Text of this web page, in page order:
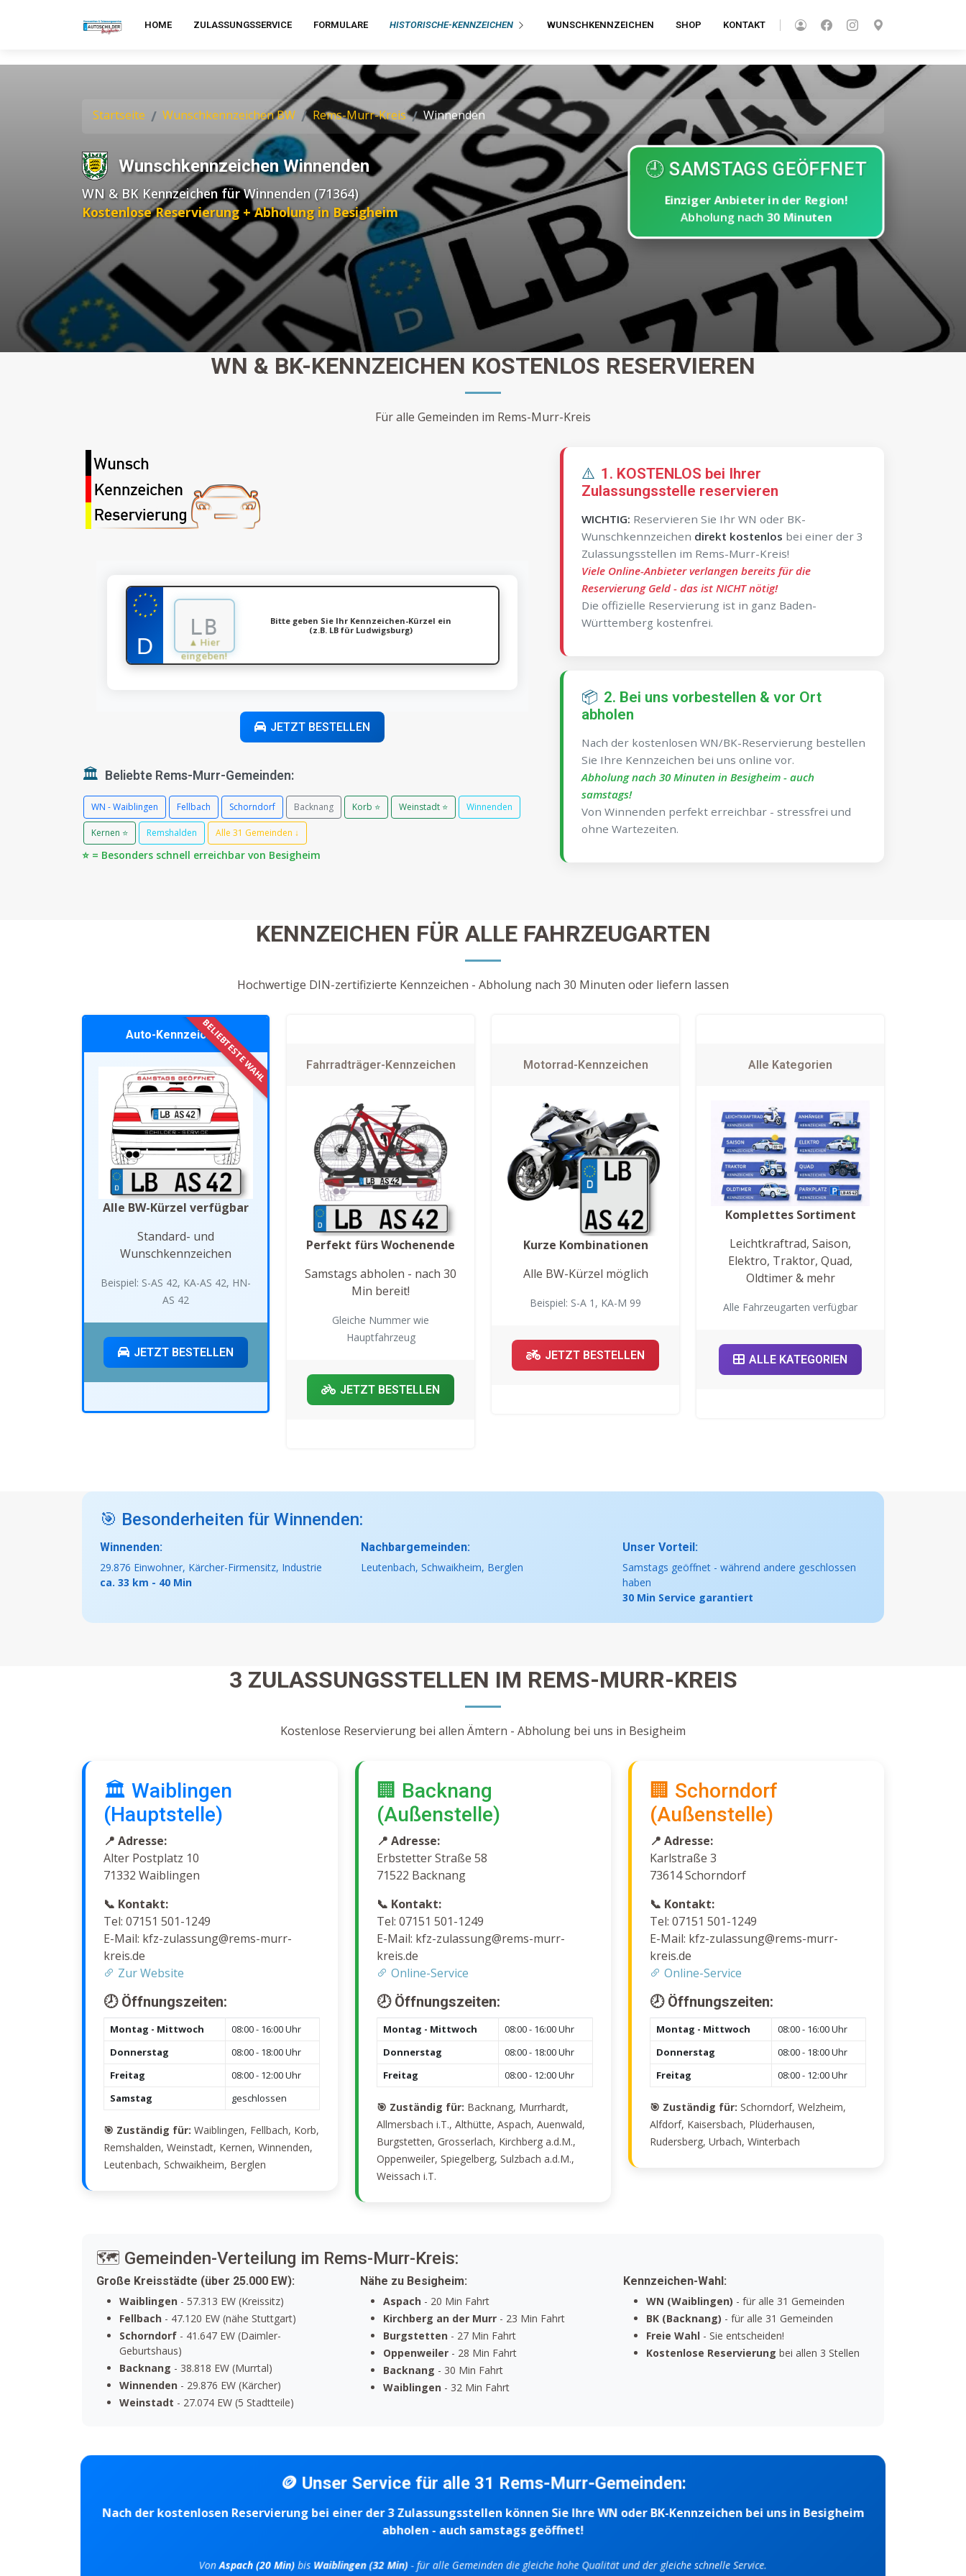
HOME ZULASSUNGSSERVICE FORMULARE HISTORISCHE-KENNZEICHEN WUNSCHKENNZEICHEN SHOP KONTAKT
Startseite Wunschkennzeichen BW Rems-Murr-Kreis Winnenden
Wunschkennzeichen Winnenden
WN & BK Kennzeichen für Winnenden (71364)
Kostenlose Reservierung + Abholung in Besigheim
🕘 SAMSTAGS GEÖFFNET
Einziger Anbieter in der Region!
Abholung nach30 Minuten
WN & BK-KENNZEICHEN KOSTENLOS RESERVIEREN
Für alle Gemeinden im Rems-Murr-Kreis
★ ★
★
★
★
★
★
★
★
★
★
★
▲ Hier
eingeben!
Bitte geben Sie Ihr Kennzeichen-Kürzel ein
(z.B. LB für Ludwigsburg)
JETZT BESTELLEN
🏛️ Beliebte Rems-Murr-Gemeinden:
WN - Waiblingen Fellbach Schorndorf Backnang Korb ⭐ Weinstadt ⭐ Winnenden
Kernen ⭐ Remshalden Alle 31 Gemeinden ↓
⭐ = Besonders schnell erreichbar von Besigheim
⚠️ 1. KOSTENLOS bei Ihrer
Zulassungsstelle reservieren
WICHTIG: Reservieren Sie Ihr WN oder BK-
Wunschkennzeichen direkt kostenlos bei einer der 3
Zulassungsstellen im Rems-Murr-Kreis!
Viele Online-Anbieter verlangen bereits für die
Reservierung Geld - das ist NICHT nötig!
Die offizielle Reservierung ist in ganz Baden-
Württemberg kostenfrei.
📦 2. Bei uns vorbestellen & vor Ort
abholen
Nach der kostenlosen WN/BK-Reservierung bestellen
Sie Ihre Kennzeichen bei uns online vor.
Abholung nach 30 Minuten in Besigheim - auch
samstags!
Von Winnenden perfekt erreichbar - stressfrei und
ohne Wartezeiten.
KENNZEICHEN FÜR ALLE FAHRZEUGARTEN
Hochwertige DIN-zertifizierte Kennzeichen - Abholung nach 30 Minuten oder liefern lassen
Auto-Kennzeichen
Alle BW-Kürzel verfügbar
Standard- und
Wunschkennzeichen
Beispiel: S-AS 42, KA-AS 42, HN-
AS 42
JETZT BESTELLEN
Fahrradträger-Kennzeichen
Perfekt fürs Wochenende
Samstags abholen - nach 30
Min bereit!
Gleiche Nummer wie
Hauptfahrzeug
JETZT BESTELLEN
Motorrad-Kennzeichen
Kurze Kombinationen
Alle BW-Kürzel möglich
Beispiel: S-A 1, KA-M 99
JETZT BESTELLEN
Alle Kategorien
Komplettes Sortiment
Leichtkraftrad, Saison,
Elektro, Traktor, Quad,
Oldtimer & mehr
Alle Fahrzeugarten verfügbar
ALLE KATEGORIEN
🎯 Besonderheiten für Winnenden:
Winnenden:
29.876 Einwohner, Kärcher-Firmensitz, Industrie
ca. 33 km - 40 Min
Nachbargemeinden:
Leutenbach, Schwaikheim, Berglen
Unser Vorteil:
Samstags geöffnet - während andere geschlossen
haben
30 Min Service garantiert
3 ZULASSUNGSSTELLEN IM REMS-MURR-KREIS
Kostenlose Reservierung bei allen Ämtern - Abholung bei uns in Besigheim
🏛️ Waiblingen
(Hauptstelle)
📍 Adresse:
Alter Postplatz 10
71332 Waiblingen
📞 Kontakt:
Tel: 07151 501-1249
E-Mail: kfz-zulassung@rems-murr-
kreis.de
Zur Website
🕗 Öffnungszeiten:
Montag - Mittwoch
08:00 - 16:00 Uhr
Donnerstag
08:00 - 18:00 Uhr
Freitag
08:00 - 12:00 Uhr
Samstag
geschlossen
🎯 Zuständig für: Waiblingen, Fellbach, Korb,
Remshalden, Weinstadt, Kernen, Winnenden,
Leutenbach, Schwaikheim, Berglen
🏢 Backnang
(Außenstelle)
📍 Adresse:
Erbstetter Straße 58
71522 Backnang
📞 Kontakt:
Tel: 07151 501-1249
E-Mail: kfz-zulassung@rems-murr-
kreis.de
Online-Service
🕗 Öffnungszeiten:
Montag - Mittwoch
08:00 - 16:00 Uhr
Donnerstag
08:00 - 18:00 Uhr
Freitag
08:00 - 12:00 Uhr
🎯 Zuständig für: Backnang, Murrhardt,
Allmersbach i.T., Althütte, Aspach, Auenwald,
Burgstetten, Grosserlach, Kirchberg a.d.M.,
Oppenweiler, Spiegelberg, Sulzbach a.d.M.,
Weissach i.T.
🏢 Schorndorf
(Außenstelle)
📍 Adresse:
Karlstraße 3
73614 Schorndorf
📞 Kontakt:
Tel: 07151 501-1249
E-Mail: kfz-zulassung@rems-murr-
kreis.de
Online-Service
🕗 Öffnungszeiten:
Montag - Mittwoch
08:00 - 16:00 Uhr
Donnerstag
08:00 - 18:00 Uhr
Freitag
08:00 - 12:00 Uhr
🎯 Zuständig für: Schorndorf, Welzheim,
Alfdorf, Kaisersbach, Plüderhausen,
Rudersberg, Urbach, Winterbach
🗺️ Gemeinden-Verteilung im Rems-Murr-Kreis:
Große Kreisstädte (über 25.000 EW):
Waiblingen - 57.313 EW (Kreissitz)
Fellbach - 47.120 EW (nähe Stuttgart)
Schorndorf - 41.647 EW (Daimler-
Geburtshaus)
Backnang - 38.818 EW (Murrtal)
Winnenden - 29.876 EW (Kärcher)
Weinstadt - 27.074 EW (5 Stadtteile)
Nähe zu Besigheim:
Aspach- 20 Min Fahrt
Kirchberg an der Murr- 23 Min Fahrt
Burgstetten- 27 Min Fahrt
Oppenweiler- 28 Min Fahrt
Backnang - 30 Min Fahrt
Waiblingen- 32 Min Fahrt
Kennzeichen-Wahl:
WN (Waiblingen) - für alle 31 Gemeinden
BK (Backnang) - für alle 31 Gemeinden
Freie Wahl - Sie entscheiden!
Kostenlose Reservierung bei allen 3 Stellen
🪙 Unser Service für alle 31 Rems-Murr-Gemeinden:
Nach der kostenlosen Reservierung bei einer der 3 Zulassungsstellen können Sie Ihre WN oder BK-Kennzeichen bei uns in Besigheim
abholen - auch samstags geöffnet!
VonAspach (20 Min)bis Waiblingen (32 Min)- für alle Gemeinden die gleiche hohe Qualität und der gleiche schnelle Service.